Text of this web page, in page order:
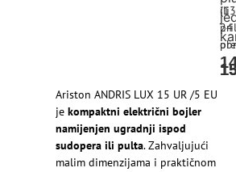
ili
24
Ariston ANDRIS LUX 15 UR /5 EU
je kompaktni električni bojler
namijenjen ugradnji ispod
sudopera ili pulta. Zahvaljujući
malim dimenzijama i praktičnom